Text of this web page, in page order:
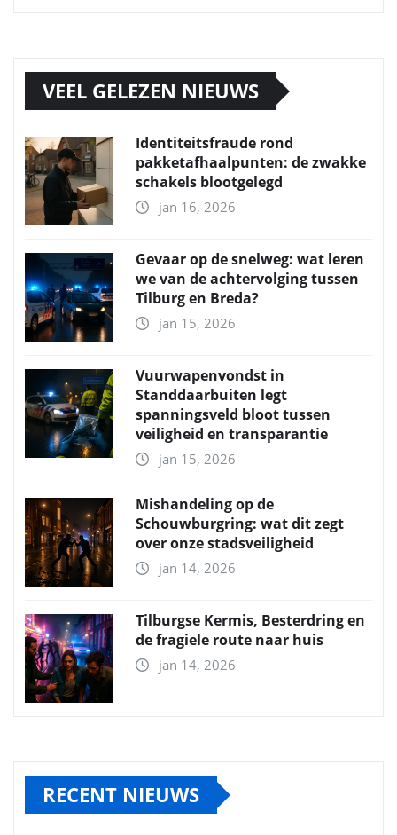
VEEL GELEZEN NIEUWS
Identiteitsfraude rond
pakketafhaalpunten: de zwakke
schakels blootgelegd
jan 16, 2026
Gevaar op de snelweg: wat leren
we van de achtervolging tussen
Tilburg en Breda?
jan 15, 2026
Vuurwapenvondst in
Standdaarbuiten legt
spanningsveld bloot tussen
veiligheid en transparantie
jan 15, 2026
Mishandeling op de
Schouwburgring: wat dit zegt
over onze stadsveiligheid
jan 14, 2026
Tilburgse Kermis, Besterdring en
de fragiele route naar huis
jan 14, 2026
RECENT NIEUWS